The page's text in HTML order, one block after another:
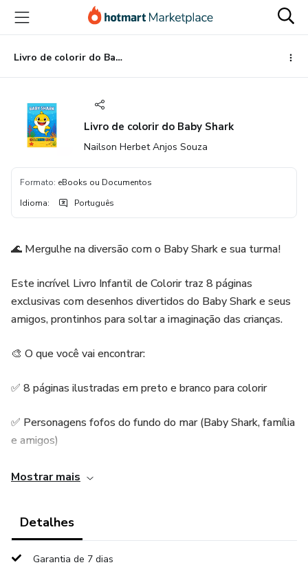
para
conteúdo
principal
para
pagamento
para
rodapé
Livro de colorir do Baby Shark
Livro de colorir do Baby Shark
Nailson Herbet Anjos Souza
Formato: eBooks ou Documentos
Idioma: Português
🌊 Mergulhe na diversão com o Baby Shark e sua turma!
Este incrível Livro Infantil de Colorir traz 8 páginas
exclusivas com desenhos divertidos do Baby Shark e seus
amigos, prontinhos para soltar a imaginação das crianças.
🎨 O que você vai encontrar:
✅ 8 páginas ilustradas em preto e branco para colorir
✅ Personagens fofos do fundo do mar (Baby Shark, família
e amigos)
✅ PDF digital para baixar e imprimir quantas vezes quiser
👶 Benefícios para a criança:
Mostrar mais
Detalhes
Garantia de 7 dias